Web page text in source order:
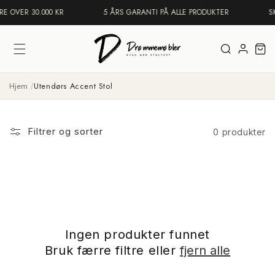
videre til
innholdet
OVER 30.000 KR 5 ÅRS GARANTI PÅ ALLE PRODUKTER
inn
Hjem Utendørs Accent Stol
Filtrer og sorter 0 produkter
Ingen produkter funnet
Bruk færre filtre ellerfjern alle